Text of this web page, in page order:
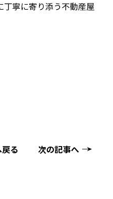
寧に寄り添う不動産屋
る 次の記事へ